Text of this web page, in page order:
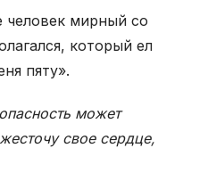
человек мирный со
который ел
пяту».
может
свое сердце,